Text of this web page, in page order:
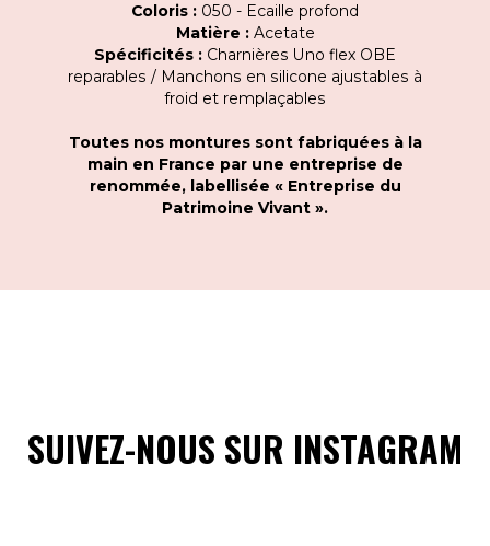
Coloris : 050 - Ecaille profond
Matière : Acetate
Spécificités : Charnières Uno flex OBE
reparables / Manchons en silicone ajustables à
froid et remplaçables
Toutes nos montures sont fabriquées à la
main en France par une entreprise de
renommée, labellisée « Entreprise du
Patrimoine Vivant ».
SUIVEZ-NOUS SUR INSTAGRAM